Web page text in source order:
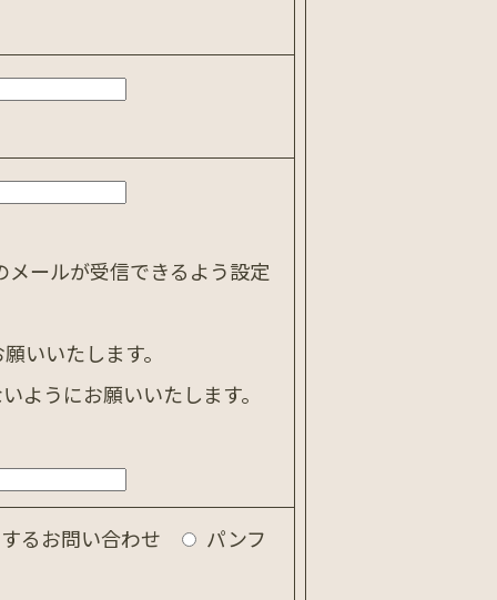
メールが受信できるよう設定
いいたします。
ようにお願いいたします。
るお問い合わせ パンフ